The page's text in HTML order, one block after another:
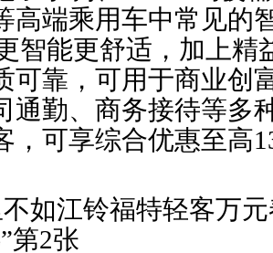
高端乘用车中常见的
智能更舒适，加上精
可靠，可用于商业创
通勤、商务接待等多
，可享综合优惠至高